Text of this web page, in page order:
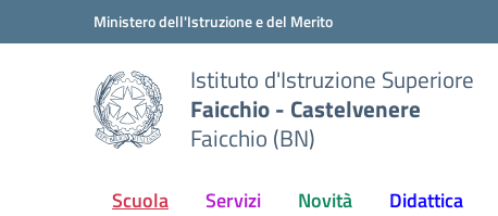
Vai ai contenuti
Vai al menu di navigazioneMinistero dell'Istruzione e del Merito
Istituto d'Istruzione Superiore
Faicchio - Castelvenere
Faicchio (BN)
Scuola Servizi Novità Didattica